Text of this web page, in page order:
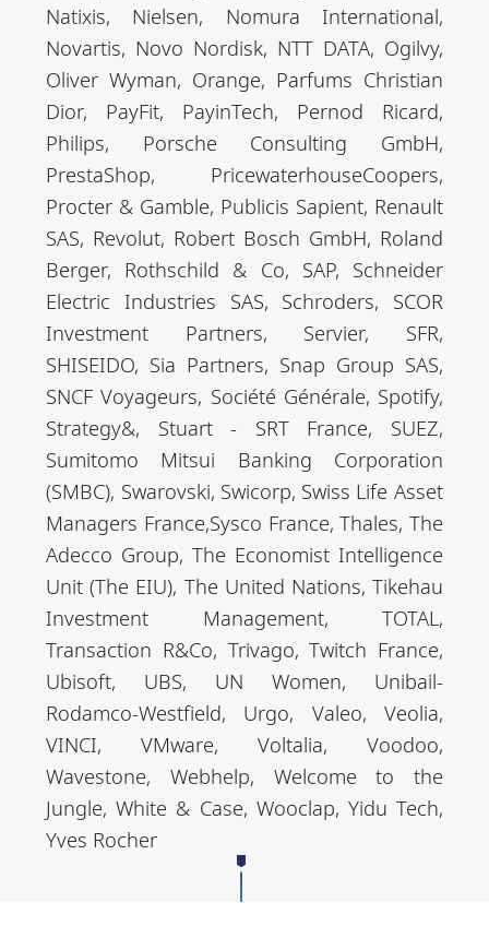
Natixis, Nielsen, Nomura International,
Novartis, Novo Nordisk, NTT DATA, Ogilvy,
Oliver Wyman, Orange, Parfums Christian
Dior, PayFit, PayinTech, Pernod Ricard,
Philips, Porsche Consulting GmbH,
PrestaShop, PricewaterhouseCoopers,
Procter & Gamble, Publicis Sapient, Renault
SAS, Revolut, Robert Bosch GmbH, Roland
Berger, Rothschild & Co, SAP, Schneider
Electric Industries SAS, Schroders, SCOR
Investment Partners, Servier, SFR,
SHISEIDO, Sia Partners, Snap Group SAS,
SNCF Voyageurs, Société Générale, Spotify,
Strategy&, Stuart - SRT France, SUEZ,
Sumitomo Mitsui Banking Corporation
(SMBC), Swarovski, Swicorp, Swiss Life Asset
Managers France,Sysco France, Thales, The
Adecco Group, The Economist Intelligence
Unit (The EIU), The United Nations, Tikehau
Investment Management, TOTAL,
Transaction R&Co, Trivago, Twitch France,
Ubisoft, UBS, UN Women, Unibail-
Rodamco-Westfield, Urgo, Valeo, Veolia,
VINCI, VMware, Voltalia, Voodoo,
Wavestone, Webhelp, Welcome to the
Jungle, White & Case, Wooclap, Yidu Tech,
Yves Rocher